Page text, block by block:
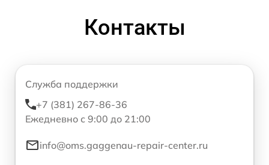
Контакты
Служба поддержки
+7 (381) 267-86-36
Ежедневно с 9:00 до 21:00
info@oms.gaggenau-repair-center.ru